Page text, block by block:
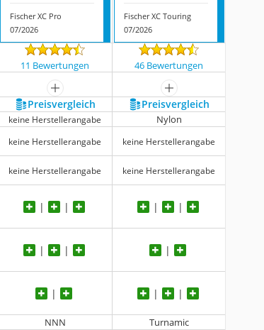
Fischer XC Pro
07/2026
Fischer XC Touring
07/2026
11 Bewertungen
46 Bewertungen
mehr anzeigen
mehr anzeigen
Preis­vergleich Preis­vergleich
keine Herstellerangabe
Nylon
keine Herstellerangabe keine Herstellerangabe
keine Herstellerangabe keine Herstellerangabe
NNN
Turnamic